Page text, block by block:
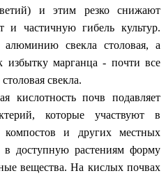
и этим резко снижают
частичную гибель культур.
свекла столовая, а
избытку марганца - почти все
свекла.
почв подавляет
которые участвуют в
компостов и других местных
доступную растениям форму
вещества. На кислых почвах